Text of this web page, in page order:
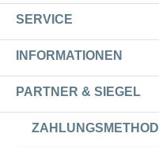
SERVICE
INFORMATIONEN
PARTNER & SIEGEL